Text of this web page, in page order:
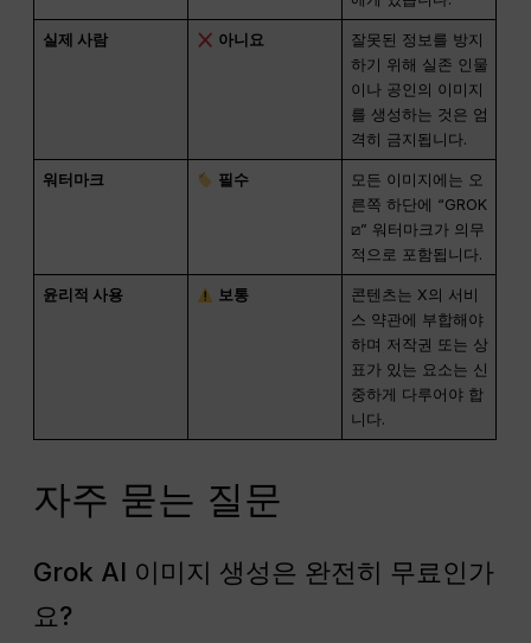
실제 사람 아니요
잘못된 정보를 방지
하기 위해 실존 인물
이나 공인의 이미지
를 생성하는 것은 엄
격히 금지됩니다.
워터마크 필수
모든 이미지에는 오
른쪽 하단에 “GROK
⧄” 워터마크가 의무
적으로 포함됩니다.
윤리적 사용 보통
콘텐츠는 X의 서비
스 약관에 부합해야
하며 저작권 또는 상
표가 있는 요소는 신
중하게 다루어야 합
니다.
자주 묻는 질문
Grok AI 이미지 생성은 완전히 무료인가
요?